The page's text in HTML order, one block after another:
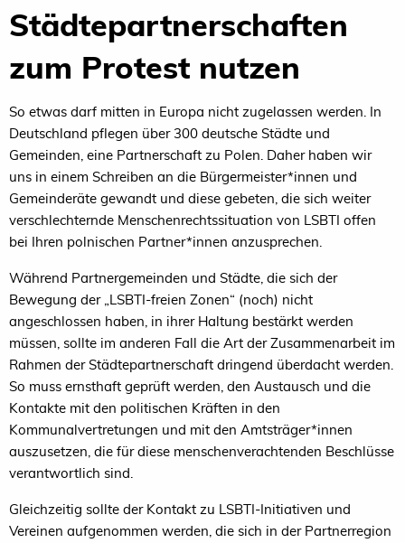
Städtepartnerschaften
zum Protest nutzen
So etwas darf mitten in Europa nicht zugelassen werden. In
Deutschland pflegen über 300 deutsche Städte und
Gemeinden, eine Partner­schaft zu Polen. Daher haben wir
uns in einem Schrei­ben an die Bürgermeister*innen und
Gemeinde­räte gewandt und diese gebeten, die sich weiter
verschlechternde Menschenrechtssituation von LSBTI offen
bei Ihren polnischen Partner*innen anzusprechen.
Während Partnergemeinden und Städte, die sich der
Bewegung der „LSBTI-freien Zonen“ (noch) nicht
angeschlossen haben, in ihrer Hal­tung be­­stärkt werden
müssen, sollte im anderen Fall die Art der Zusammenarbeit im
Rahmen der Städte­partner­schaft dringend überdacht werden.
So muss ernsthaft geprüft werden, den Aus­tausch und die
Kontakte mit den politischen Kräften in den
Kommunalvertretungen und mit den Amtsträger*innen
auszusetzen, die für diese menschenverachtenden Beschlüsse
verantwortlich sind.
Gleichzeitig sollte der Kontakt zu LSBTI-Ini­­tia­tiven und
Vereinen aufgenommen werden, die sich in der Partnerregion